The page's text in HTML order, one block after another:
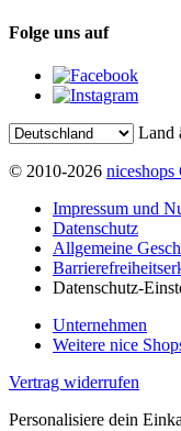
Folge uns auf
Land
© 2010-2026 niceshops
Impressum und
Datenschutz
Allgemeine
Datenschutz-
Unternehmen
Weitere nice
Vertrag widerrufen
Personalisiere dein